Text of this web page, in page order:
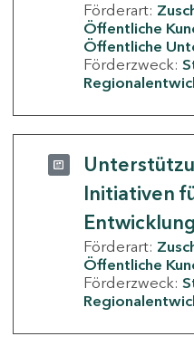
Förderart:
Öffentliche
Öffentliche
Förderzweck:
Initiativen
Entwicklung
Förderart:
Öffentliche
Förderzweck: